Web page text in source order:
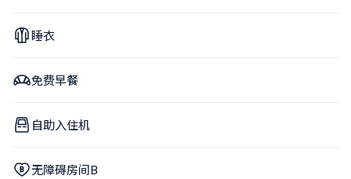
睡衣
免费早餐
自助入住机
无障碍房间B